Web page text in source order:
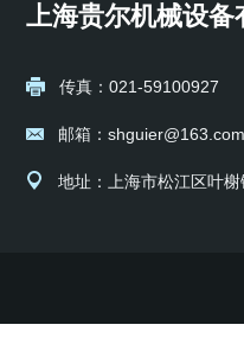
上海贵尔机械设备
传真：021-59100927
邮箱：shguier@163.com
地址：上海市松江区叶